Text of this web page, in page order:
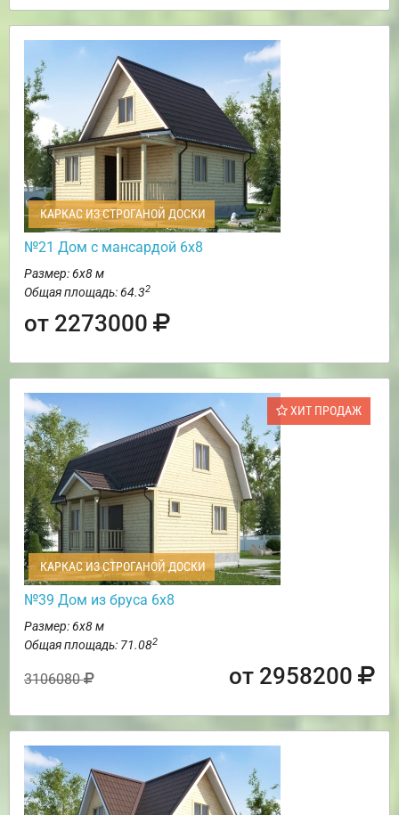
КАРКАС ИЗ СТРОГАНОЙ ДОСКИ
№21 Дом с мансардой 6х8
Размер: 6х8 м
Общая площадь: 64.32
от 2273000
ХИТ ПРОДАЖ
КАРКАС ИЗ СТРОГАНОЙ ДОСКИ
№39 Дом из бруса 6х8
Размер: 6х8 м
Общая площадь: 71.082
3106080 от 2958200